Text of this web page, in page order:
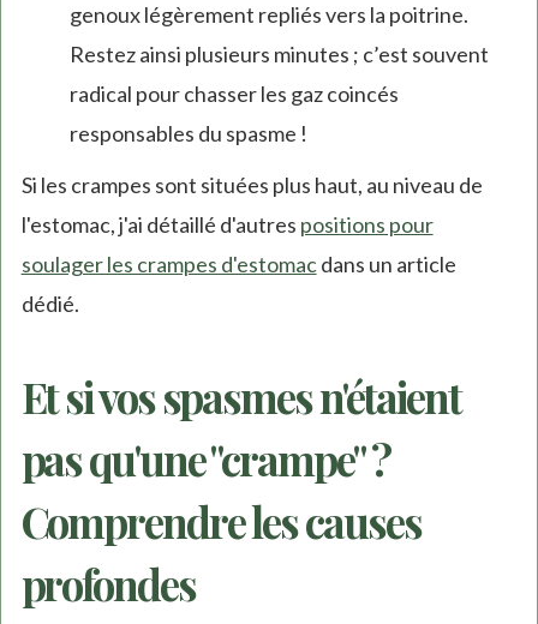
genoux légèrement repliés vers la poitrine.
Restez ainsi plusieurs minutes ; c’est souvent
radical pour chasser les gaz coincés
responsables du spasme !
Si les crampes sont situées plus haut, au niveau de
l'estomac, j'ai détaillé d'autres positions pour
soulager les crampes d'estomacdans un article
dédié.
Et si vos spasmes n'étaient
pas qu'une "crampe" ?
Comprendre les causes
profondes